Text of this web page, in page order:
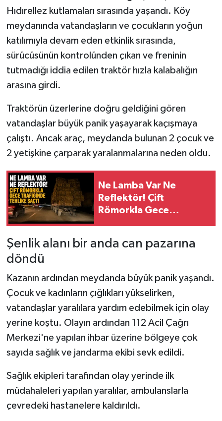
Hıdırellez kutlamaları sırasında yaşandı. Köy
meydanında vatandaşların ve çocukların yoğun
katılımıyla devam eden etkinlik sırasında,
sürücüsünün kontrolünden çıkan ve freninin
tutmadığı iddia edilen traktör hızla kalabalığın
arasına girdi.
Traktörün üzerlerine doğru geldiğini gören
vatandaşlar büyük panik yaşayarak kaçışmaya
çalıştı. Ancak araç, meydanda bulunan 2 çocuk ve
2 yetişkine çarparak yaralanmalarına neden oldu.
Ne Lamba Var Ne
Reflektör! Çift
Römorkla Gece
Şenlik alanı bir anda can pazarına
döndü
Kazanın ardından meydanda büyük panik yaşandı.
Çocuk ve kadınların çığlıkları yükselirken,
vatandaşlar yaralılara yardım edebilmek için olay
yerine koştu. Olayın ardından 112 Acil Çağrı
Merkezi'ne yapılan ihbar üzerine bölgeye çok
sayıda sağlık ve jandarma ekibi sevk edildi.
Sağlık ekipleri tarafından olay yerinde ilk
müdahaleleri yapılan yaralılar, ambulanslarla
çevredeki hastanelere kaldırıldı.